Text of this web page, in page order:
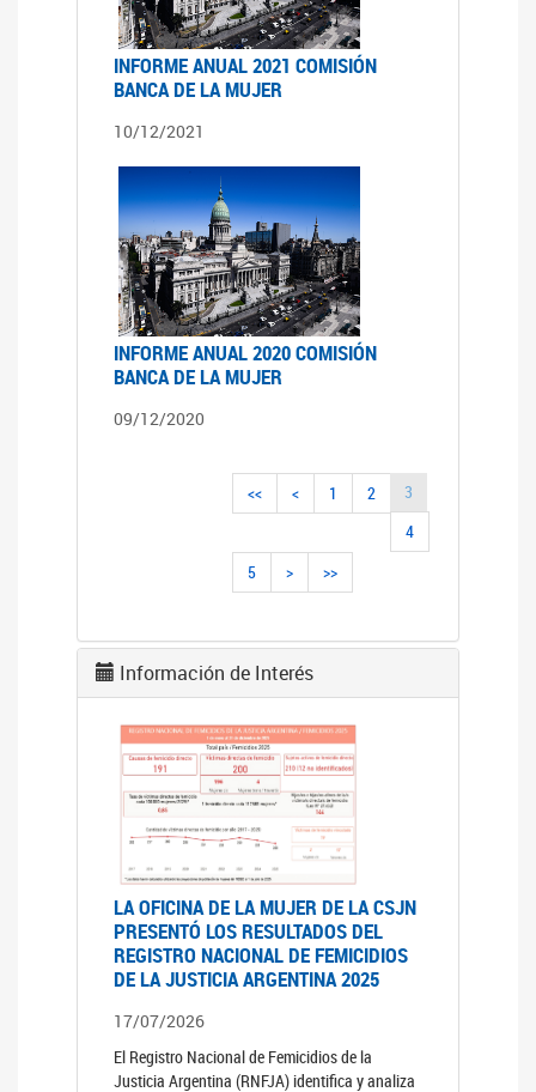
INFORME ANUAL 2021 COMISIÓN
BANCA DE LA MUJER
10/12/2021
INFORME ANUAL 2020 COMISIÓN
BANCA DE LA MUJER
09/12/2020
<< < 1 2
3
4
5
> >>
Información de Interés
LA OFICINA DE LA MUJER DE LA CSJN
PRESENTÓ LOS RESULTADOS DEL
REGISTRO NACIONAL DE FEMICIDIOS
DE LA JUSTICIA ARGENTINA 2025
17/07/2026
El Registro Nacional de Femicidios de la
Justicia Argentina (RNFJA) identifica y analiza